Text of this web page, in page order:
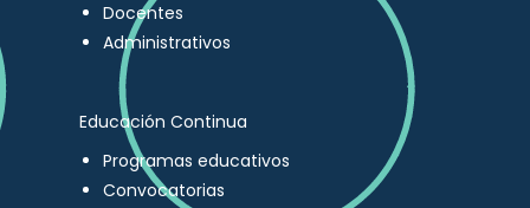
Docentes
Administrativos
Educación Continua
Programas educativos
Convocatorias